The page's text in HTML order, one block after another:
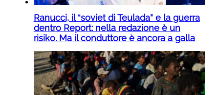
Ranucci, il “soviet di Teulada” e la guerra
dentro Report: nella redazione è un
risiko. Ma il conduttore è ancora a galla